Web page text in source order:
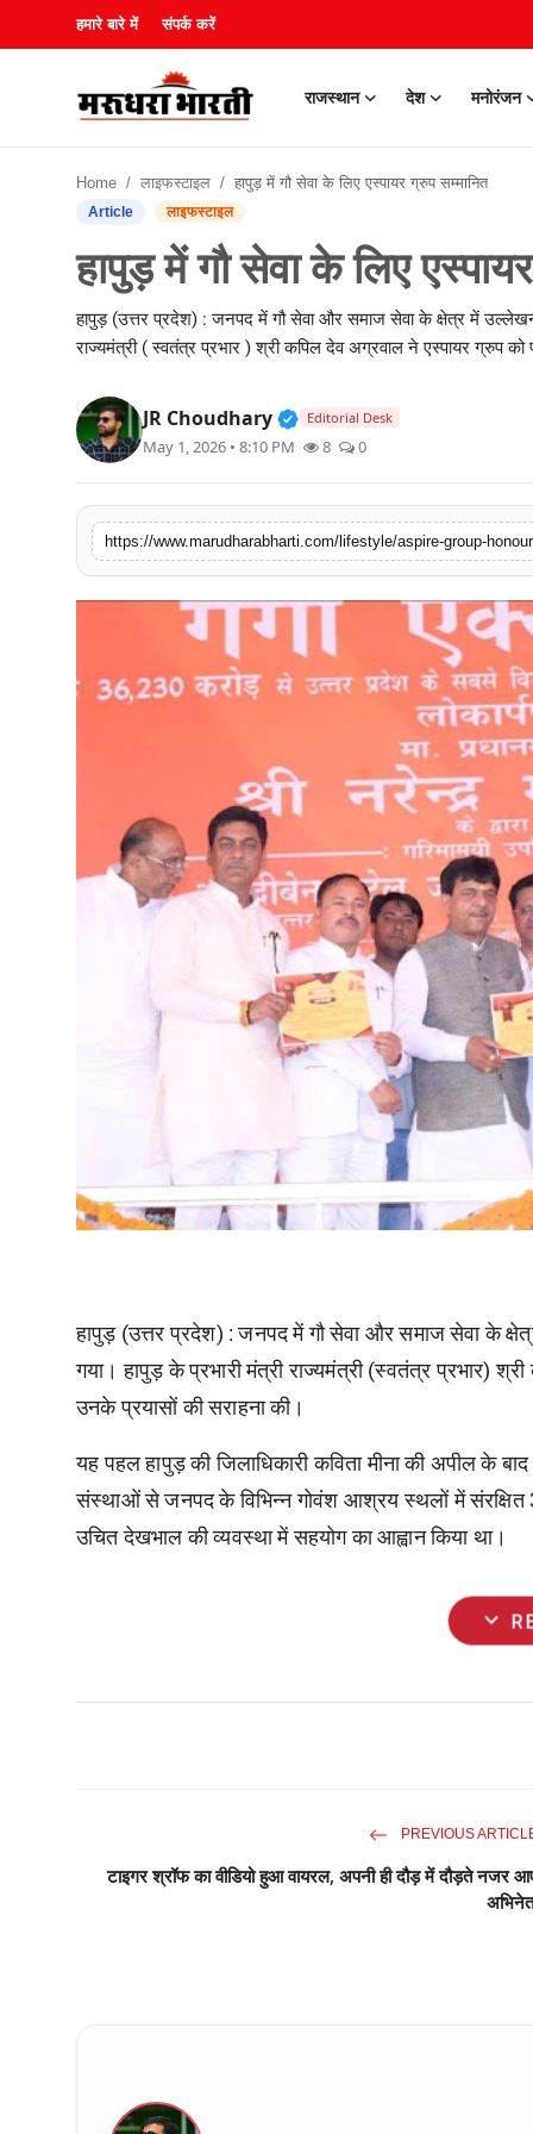
हमारे बारे में संपर्क करें
राजस्थान देश मनोरंजन
राजस्थान
लाइफस्टाइल
Home लाइफस्टाइल हापुड़ में गौ सेवा के लिए एस्पायर ग्रुप सम्मानित
Article लाइफस्टाइल
हापुड़ में गौ सेवा के लिए
हापुड़ (उत्तर प्रदेश) : जनपद में गौ सेवा और समाज सेवा के क्षेत्र में
राज्यमंत्री ( स्वतंत्र प्रभार ) श्री कपिल देव अग्रवाल ने एस्पायर ग्रुप
JR Choudhary Verified Public Figure •
Editorial Desk
May 1, 2026 • 8:10 PM 8 0
https://www.marudharabharti.com/lifestyle/aspire-group-
हापुड़ (उत्तर प्रदेश) : जनपद में गौ सेवा और समाज सेवा के
गया। हापुड़ के प्रभारी मंत्री राज्यमंत्री(स्वतंत्र प्रभार)श्री
उनके प्रयासों की सराहना की।
यह पहल हापुड़ की जिलाधिकारी कविता मीना की अपील के बाद
संस्थाओं से जनपद के विभिन्न गोवंश आश्रय स्थलों में संरक्षित
उचित देखभाल की व्यवस्था में सहयोग का आह्वान किया था।
expand_more
PREVIOUS
टाइगर श्रॉफ का वीडियो हुआ वायरल, अपनी ही दौड़ में दौड़ते नजर